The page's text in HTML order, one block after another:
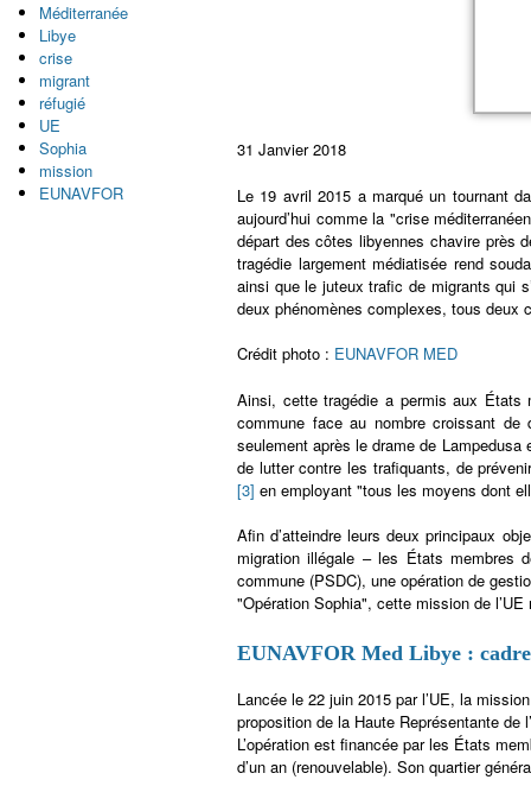
31 Janvier 2018
Le 19 avril 2015 a marqué un tournant
aujourd’hui comme la "crise
départ des côtes libyennes chavire près
tragédie largement médiatisée rend
ainsi que le juteux trafic de migrants qui
deux phénomènes complexes, tous deux
Crédit photo : EUNAVFOR MED
Ainsi, cette tragédie a permis aux États
commune face au nombre croissant
seulement après le drame de Lampedusa
de lutter contre les trafiquants, de
[3] en employant "tous les moyens dont
Afin d’atteindre leurs deux principaux
migration illégale – les États membres
commune (PSDC), une opération de
"Opération Sophia", cette mission de
EUNAVFOR Med Libye :
Lancée le 22 juin 2015 par l’UE, la
proposition de la Haute Représentante de
L’opération est financée par les États
d’un an (renouvelable). Son quartier
Méditerranée
Libye
crise
migrant
réfugié
UE
Sophia
mission
EUNAVFOR